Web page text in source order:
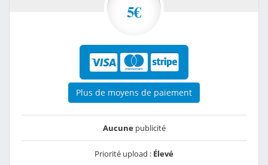
5€
Plus de moyens de paiement
Aucunepublicité
Priorité upload : Élevé